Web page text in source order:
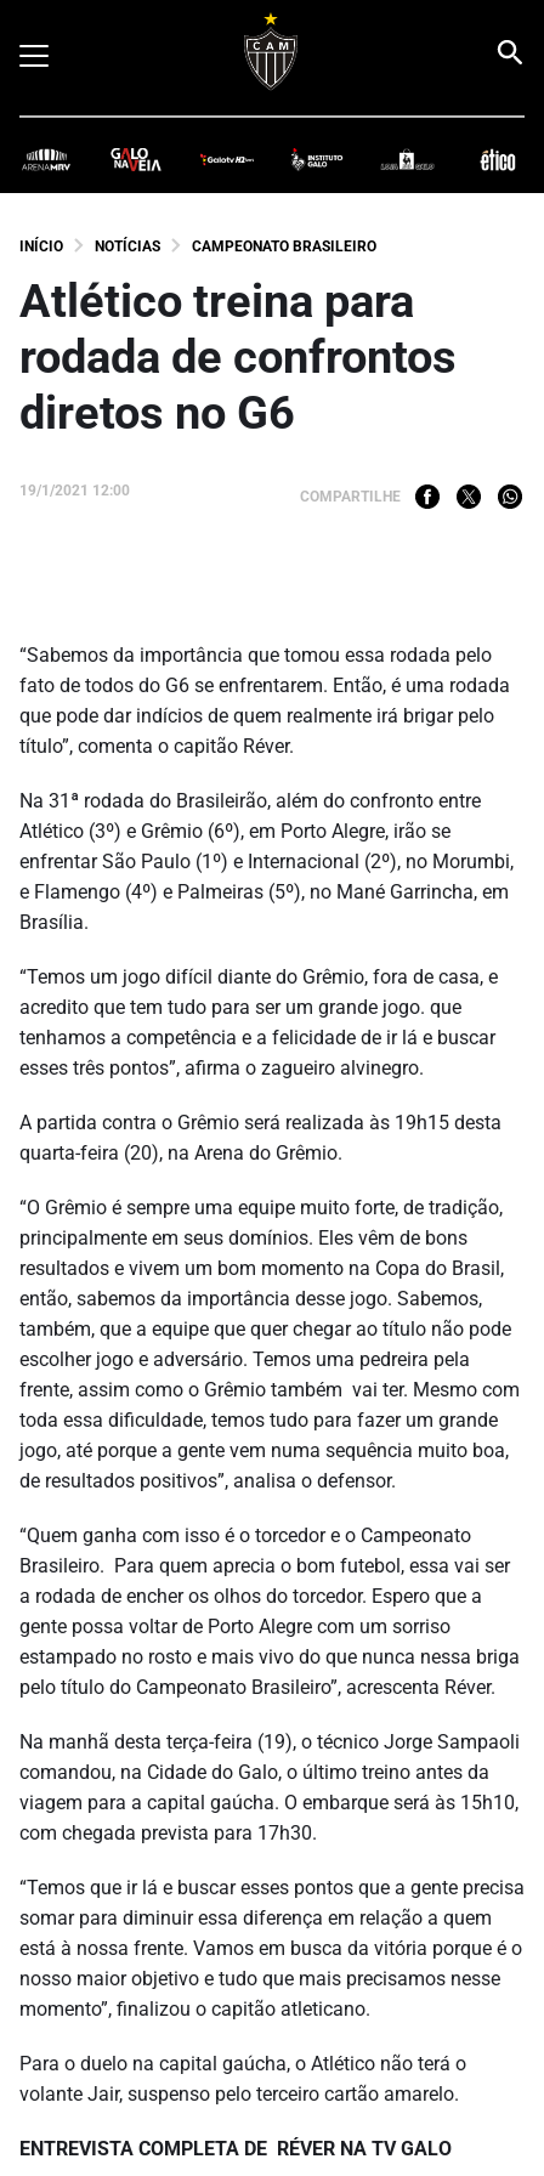
INÍCIO NOTÍCIAS CAMPEONATO BRASILEIRO
Atlético treina para
rodada de confrontos
diretos no G6
19/1/2021 12:00 COMPARTILHE
“Sabemos da importância que tomou essa rodada pelo
fato de todos do G6 se enfrentarem. Então, é uma rodada
que pode dar indícios de quem realmente irá brigar pelo
título”, comenta o capitão Réver.
Na 31ª rodada do Brasileirão, além do confronto entre
Atlético (3º) e Grêmio (6º), em Porto Alegre, irão se
enfrentar São Paulo (1º) e Internacional (2º), no Morumbi,
e Flamengo (4º) e Palmeiras (5º), no Mané Garrincha, em
Brasília.
“Temos um jogo difícil diante do Grêmio, fora de casa, e
acredito que tem tudo para ser um grande jogo. que
tenhamos a competência e a felicidade de ir lá e buscar
esses três pontos”, afirma o zagueiro alvinegro.
A partida contra o Grêmio será realizada às 19h15 desta
quarta-feira (20), na Arena do Grêmio.
“O Grêmio é sempre uma equipe muito forte, de tradição,
principalmente em seus domínios. Eles vêm de bons
resultados e vivem um bom momento na Copa do Brasil,
então, sabemos da importância desse jogo. Sabemos,
também, que a equipe que quer chegar ao título não pode
escolher jogo e adversário. Temos uma pedreira pela
frente, assim como o Grêmio também vai ter. Mesmo com
toda essa dificuldade, temos tudo para fazer um grande
jogo, até porque a gente vem numa sequência muito boa,
de resultados positivos”, analisa o defensor.
“Quem ganha com isso é o torcedor e o Campeonato
Brasileiro. Para quem aprecia o bom futebol, essa vai ser
a rodada de encher os olhos do torcedor. Espero que a
gente possa voltar de Porto Alegre com um sorriso
estampado no rosto e mais vivo do que nunca nessa briga
pelo título do Campeonato Brasileiro”, acrescenta Réver.
Na manhã desta terça-feira (19), o técnico Jorge Sampaoli
comandou, na Cidade do Galo, o último treino antes da
viagem para a capital gaúcha. O embarque será às 15h10,
com chegada prevista para 17h30.
“Temos que ir lá e buscar esses pontos que a gente precisa
somar para diminuir essa diferença em relação a quem
está à nossa frente. Vamos em busca da vitória porque é o
nosso maior objetivo e tudo que mais precisamos nesse
momento”, finalizou o capitão atleticano.
Para o duelo na capital gaúcha, o Atlético não terá o
volante Jair, suspenso pelo terceiro cartão amarelo.
ENTREVISTA COMPLETA DE RÉVER NA TV GALO